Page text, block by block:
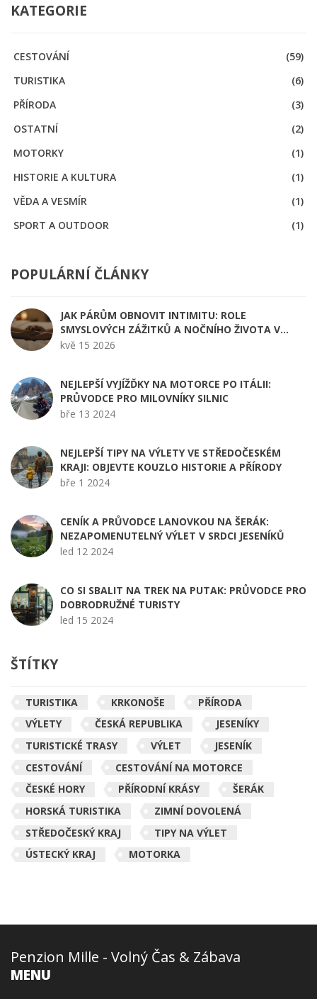
KATEGORIE
CESTOVÁNÍ
(59)
TURISTIKA
(6)
PŘÍRODA
(3)
OSTATNÍ
(2)
MOTORKY
(1)
HISTORIE A KULTURA
(1)
VĚDA A VESMÍR
(1)
SPORT A OUTDOOR
(1)
POPULÁRNÍ ČLÁNKY
JAK PÁRŮM OBNOVIT INTIMITU: ROLE
SMYSLOVÝCH ZÁŽITKŮ A NOČNÍHO ŽIVOTA V
PRAZE
kvě 15 2026
NEJLEPŠÍ VYJÍŽĎKY NA MOTORCE PO ITÁLII:
PRŮVODCE PRO MILOVNÍKY SILNIC
bře 13 2024
NEJLEPŠÍ TIPY NA VÝLETY VE STŘEDOČESKÉM
KRAJI: OBJEVTE KOUZLO HISTORIE A PŘÍRODY
bře 1 2024
CENÍK A PRŮVODCE LANOVKOU NA ŠERÁK:
NEZAPOMENUTELNÝ VÝLET V SRDCI JESENÍKŮ
led 12 2024
CO SI SBALIT NA TREK NA PUTAK: PRŮVODCE PRO
DOBRODRUŽNÉ TURISTY
led 15 2024
ŠTÍTKY
TURISTIKA KRKONOŠE
PŘÍRODA
VÝLETY
ČESKÁ REPUBLIKA
JESENÍKY
TURISTICKÉ TRASY
VÝLET
JESENÍK
CESTOVÁNÍ
CESTOVÁNÍ NA MOTORCE
ČESKÉ HORY
PŘÍRODNÍ KRÁSY
ŠERÁK
HORSKÁ TURISTIKA
ZIMNÍ DOVOLENÁ
STŘEDOČESKÝ KRAJ
TIPY NA VÝLET
ÚSTECKÝ KRAJ
MOTORKA
Penzion Mille - Volný Čas & Zábava
MENU